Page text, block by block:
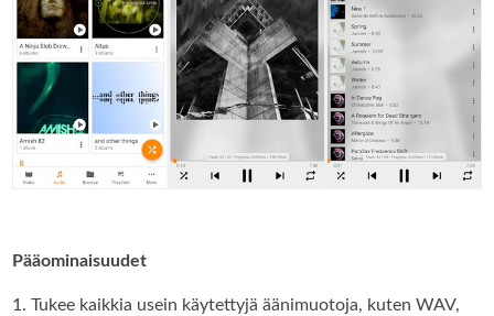
Pääominaisuudet
1. Tukee kaikkia usein käytettyjä äänimuotoja, kuten WAV,